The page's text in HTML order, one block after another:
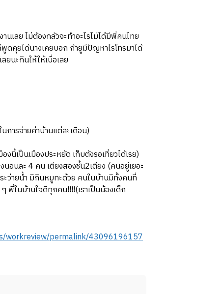
านเลย ไม่ต้องกลัวจะทำอะไรไม่ได้มีพี่คนไทย
ดคุยได้นางเคยบอก ถ้ายูมีปัญหาไรโทรมาได้
ยนะกินให้ให้เบื่อเลย
การจ่ายค่าบ้านแต่ละเดือน)
นี้เป็นเมืองประหยัด เก็บตังรอเที่ยวได้เรย)
นอนละ 4 คน เตียงสองชั้น2เตียง (คนอยู่เยอะ
ว่ายน้ำ มีกินหมูทะด้วย คนในบ้านมีทั้งคนที่
พี่ในบ้านใจดีทุกคน!!!!(เราเป็นน้องเด็ก
workreview/permalink/43096196157